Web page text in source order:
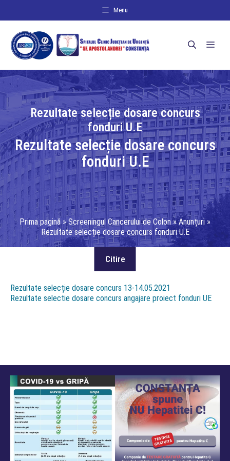
Menu
Rezultate selecție dosare concurs
fonduri U.E
Prima pagină » Screeningul Cancerului de Colon » Anunțuri »
Rezultate selecție dosare concurs fonduri U.E
Rezultate selecție dosare concurs
fonduri U.E
Rezultate selecție dosare concurs 13-14.05.2021
Rezultate selectie dosare concurs angajare proiect fonduri UE